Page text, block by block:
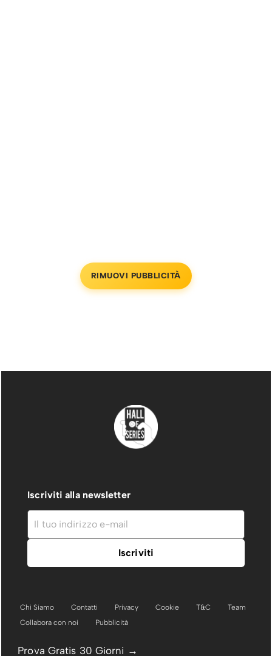
RIMUOVI PUBBLICITÀ
Iscriviti alla newsletter
Chi Siamo Contatti Privacy Cookie T&C
Team
Collabora con noi
Pubblicità
Prova Gratis 30 Giorni →